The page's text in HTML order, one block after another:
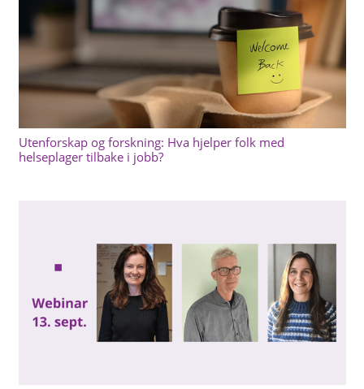
Utenforskap og forskning: Hva hjelper folk med
helseplager tilbake i jobb?